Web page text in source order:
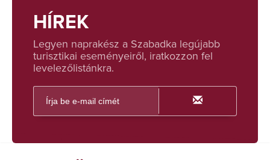
HÍREK
Legyen naprakész a Szabadka legújabb
turisztikai eseményeiről, iratkozzon fel
levelezőlistánkra.